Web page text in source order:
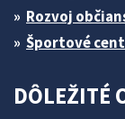
Rozvoj
Športové
DÔLEŽITÉ